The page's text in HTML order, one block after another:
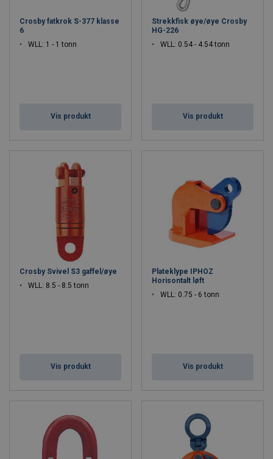
Crosby fatkrok S-377 klasse
6
WLL: 1 - 1 tonn
Vis produkt
Strekkfisk øye/øye Crosby
HG-226
WLL: 0.54 - 4.54 tonn
Vis produkt
Crosby Svivel S3 gaffel/øye
WLL: 8.5 - 8.5 tonn
Vis produkt
Plateklype IPHOZ
Horisontalt løft
WLL: 0.75 - 6 tonn
Vis produkt